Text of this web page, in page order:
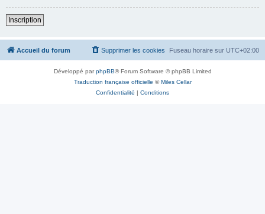
Inscription
Accueil du forum Fuseau horaire sur UTC+02:00
Supprimer les cookies
Développé parphpBB® Forum Software © phpBB Limited
Traduction française officielle ©Miles Cellar
Confidentialité | Conditions